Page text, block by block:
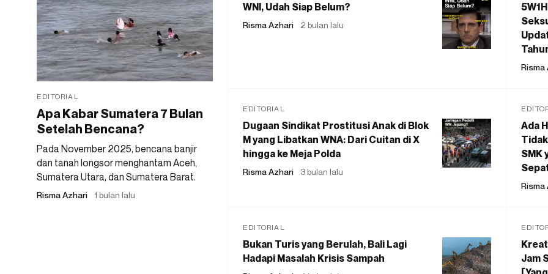
EDITORIAL
Apa Kabar Sumatera 7 Bulan
Setelah Bencana?
Pada November 2025, bencana banjir
dan tanah longsor menghantam Aceh,
Sumatera Utara, dan Sumatera Barat.
Risma Azhari 1 bulan lalu
WNI, Udah Siap Belum?
Risma Azhari 2 bulan lalu
Risma
EDITORIAL
Dugaan Sindikat Prostitusi Anak di Blok
M yang Libatkan WNA: Dari Cuitan di X
hingga ke Meja Polda
Risma Azhari 3 bulan lalu
Ada
SMK
Risma
EDITORIAL
Bukan Turis yang Berulah, Bali Lagi
Hadapi Masalah Krisis Sampah
Jam